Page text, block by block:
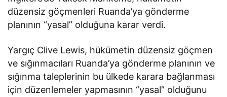
düzensiz göçmenleri Ruanda’ya gönderme
planının “yasal” olduğuna karar verdi.
Yargıç Clive Lewis, hükümetin düzensiz göçmen
ve sığınmacıları Ruanda’ya gönderme planının ve
sığınma taleplerinin bu ülkede karara bağlanması
için düzenlemeler yapmasının “yasal” olduğunu